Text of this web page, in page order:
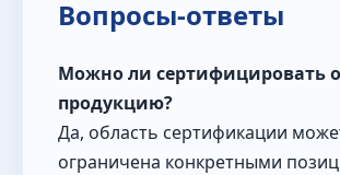
Вопросы-ответы
Можно ли сертифицировать
продукцию?
Да, область сертификации
ограничена конкретными